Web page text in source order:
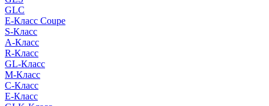
GLC
E-Класс Coupe
S-Класс
A-Класс
R-Класс
GL-Класс
M-Класс
C-Класс
E-Класс